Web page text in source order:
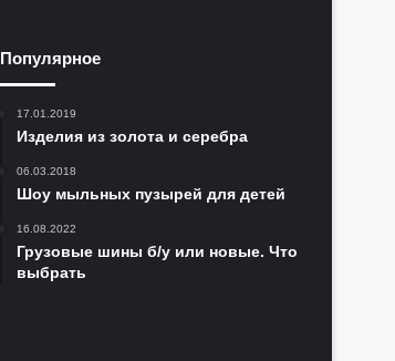
Популярное
17.01.2019
Изделия из золота и серебра
06.03.2018
Шоу мыльных пузырей для детей
16.08.2022
Грузовые шины б/у или новые. Что
выбрать